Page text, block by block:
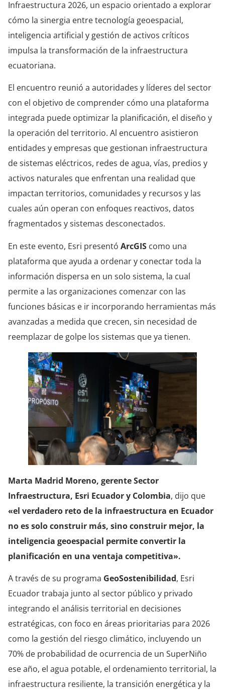
Infraestructura 2026, un espacio orientado a explorar
cómo la sinergia entre tecnología geoespacial,
inteligencia artificial y gestión de activos críticos
impulsa la transformación de la infraestructura
ecuatoriana.
El encuentro reunió a autoridades y líderes del sector
con el objetivo de comprender cómo una plataforma
integrada puede optimizar la planificación, el diseño y
la operación del territorio. Al encuentro asistieron
entidades y empresas que gestionan infraestructura
de sistemas eléctricos, redes de agua, vías, predios y
activos naturales que enfrentan una realidad que
impactan territorios, comunidades y recursos y las
cuales aún operan con enfoques reactivos, datos
fragmentados y sistemas desconectados.
En este evento, Esri presentó ArcGIS como una
plataforma que ayuda a ordenar y conectar toda la
información dispersa en un solo sistema, la cual
permite a las organizaciones comenzar con las
funciones básicas e ir incorporando herramientas más
avanzadas a medida que crecen, sin necesidad de
reemplazar de golpe los sistemas que ya tienen.
Marta Madrid Moreno, gerente Sector
Infraestructura, Esri Ecuador y Colombia, dijo que
«el verdadero reto de la infraestructura en Ecuador
no es solo construir más, sino construir mejor, la
inteligencia geoespacial permite convertir la
planificación en una ventaja competitiva».
A través de su programa GeoSostenibilidad, Esri
Ecuador trabaja junto al sector público y privado
integrando el análisis territorial en decisiones
estratégicas, con foco en áreas prioritarias para 2026
como la gestión del riesgo climático, incluyendo un
70% de probabilidad de ocurrencia de un SuperNiño
ese año, el agua potable, el ordenamiento territorial, la
infraestructura resiliente, la transición energética y la